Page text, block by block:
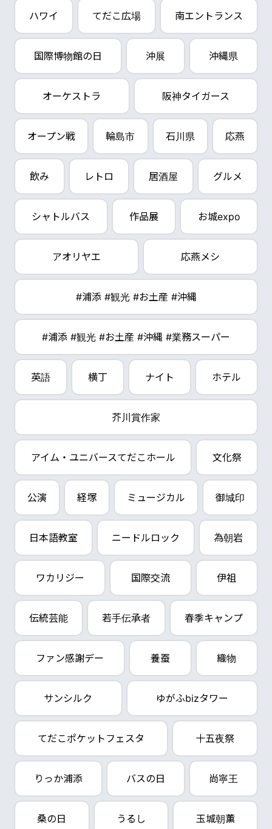
ハワイ てだこ広場 南エントランス
国際博物館の日 沖展 沖縄県
オーケストラ 阪神タイガース
オープン戦 輪島市 石川県 応燕
飲み レトロ 居酒屋 グルメ
シャトルバス 作品展 お城expo
アオリヤエ 応燕メシ
#浦添 #観光 #お土産 #沖縄
#浦添 #観光 #お土産 #沖縄 #業務スーパー
英語 横丁 ナイト ホテル
芥川賞作家
アイム・ユニバースてだこホール 文化祭
公演 経塚 ミュージカル 御城印
日本語教室 ニードルロック 為朝岩
ワカリジー 国際交流 伊祖
伝統芸能 若手伝承者 春季キャンプ
ファン感謝デー 養蚕 織物
サンシルク ゆがふbizタワー
てだこポケットフェスタ 十五夜祭
りっか浦添 バスの日 尚寧王
桑の日 うるし 玉城朝薫